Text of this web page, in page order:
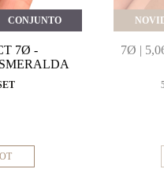
CONJUNTO
7Ø -
7Ø |